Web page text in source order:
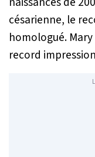
césarienne, le
homologué.
record